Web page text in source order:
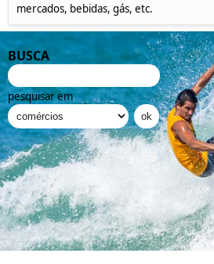
mercados, bebidas, gás, etc.
BUSCA
pesquisar em